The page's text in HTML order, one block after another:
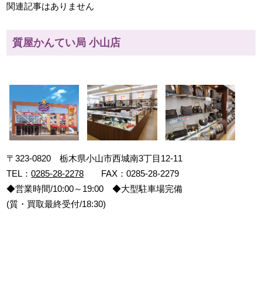
関連記事はありません
質屋かんてい局 小山店
〒323-0820 栃木県小山市西城南3丁目12-11
TEL：0285-28-2278 FAX：0285-28-2279
◆営業時間/10:00～19:00 ◆大型駐車場完備
(質・買取最終受付/18:30)